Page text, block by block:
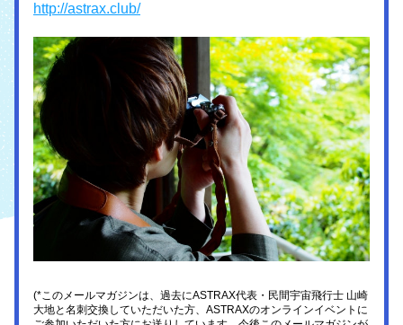
http://astrax.club/
(*このメールマガジンは、過去にASTRAX代表・民間宇宙飛行士 山崎
大地と名刺交換していただいた方、ASTRAXのオンラインイベントに